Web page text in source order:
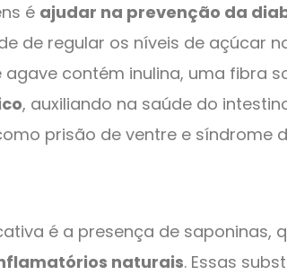
é ajudar na prevenção da
de regular os níveis de açúcar
contém inulina, uma fibra
, auxiliando na saúde do
prisão de ventre e síndrome
é a presença de saponinas,
naturais. Essas